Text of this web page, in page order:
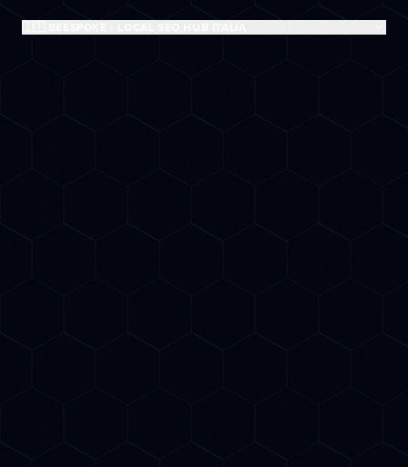
🇮🇹 BEESPOKE - LOCAL SEO HUB ITALIA